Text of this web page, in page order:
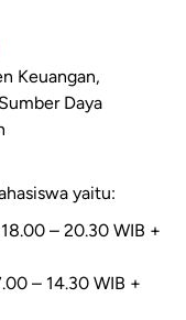
Keuangan,
Daya
yaitu:
– 20.30 WIB +
– 14.30 WIB +